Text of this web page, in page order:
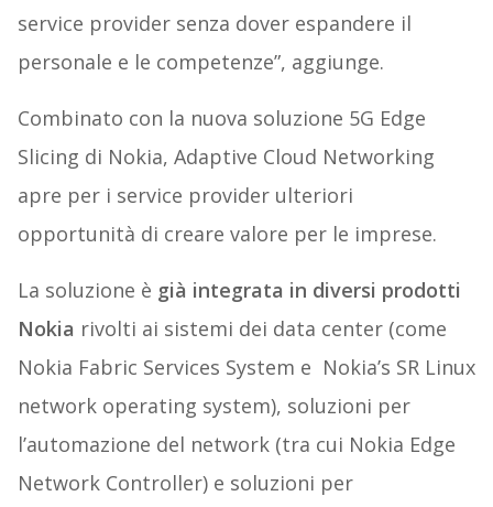
service provider senza dover espandere il
personale e le competenze”, aggiunge.
Combinato con la nuova soluzione 5G Edge
Slicing di Nokia, Adaptive Cloud Networking
apre per i service provider ulteriori
opportunità di creare valore per le imprese.
La soluzione è già integrata in diversi prodotti
Nokia rivolti ai sistemi dei data center (come
Nokia Fabric Services System e Nokia’s SR Linux
network operating system), soluzioni per
l’automazione del network (tra cui Nokia Edge
Network Controller) e soluzioni per